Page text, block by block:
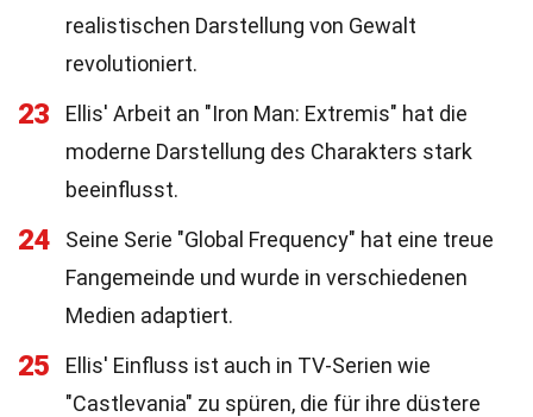
realistischen Darstellung von Gewalt
revolutioniert.
23
Ellis' Arbeit an "Iron Man: Extremis" hat die
moderne Darstellung des Charakters stark
beeinflusst.
24
Seine Serie "Global Frequency" hat eine treue
Fangemeinde und wurde in verschiedenen
Medien adaptiert.
25
Ellis' Einfluss ist auch in TV-Serien wie
"Castlevania" zu spüren, die für ihre düstere